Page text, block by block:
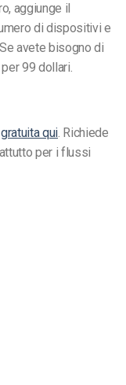
aggiunge il
di dispositivi e
avete bisogno di
99 dollari.
qui. Richiede
per i flussi